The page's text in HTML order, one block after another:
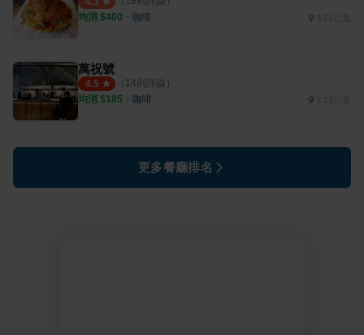
均消 $400 ・ 咖啡
萬祝號
4.5 （ 14則評論）
均消 $185 ・ 咖啡
更多餐廳排名